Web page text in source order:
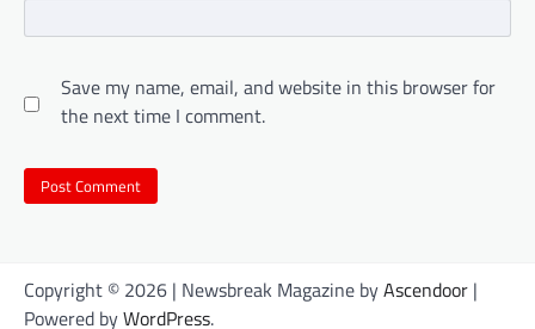
Save my name, email, and website in this browser for
the next time I comment.
Copyright © 2026 | Newsbreak Magazine byAscendoor |
Powered byWordPress.